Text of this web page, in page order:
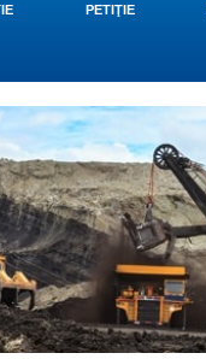
PETIŢIE